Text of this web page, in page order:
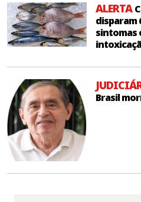
ALERTA
disparam
sintomas
Brasil